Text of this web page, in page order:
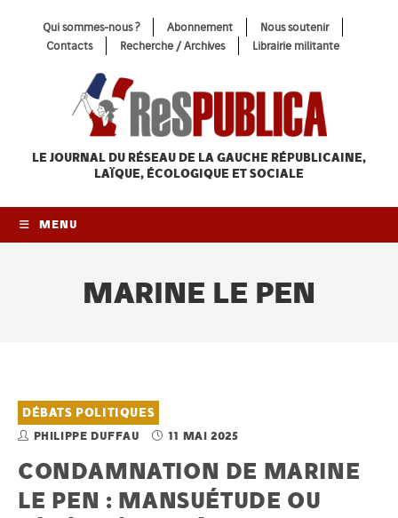
Qui sommes-nous ? Abonnement
Nous soutenir
Contacts
Recherche / Archives Librairie militante
LE JOURNAL DU RÉSEAU DE LA GAUCHE RÉPUBLICAINE,
LAÏQUE, ÉCOLOGIQUE ET SOCIALE
MENU
MARINE LE PEN
DÉBATS POLITIQUES
PHILIPPE DUFFAU 11 MAI 2025
CONDAMNATION DE MARINE
LE PEN : MANSUÉTUDE OU